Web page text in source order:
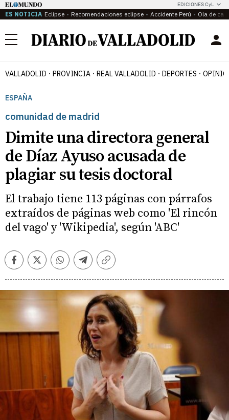
EDICIONES CyL
ES NOTICIA Eclipse Recomendaciones eclipse Accidente Perú Ola de
Menú
VALLADOLID PROVINCIA REAL VALLADOLID DEPORTES
ESPAÑA
comunidad de madrid
Dimite una directora general
de Díaz Ayuso acusada de
plagiar su tesis doctoral
El trabajo tiene 113 páginas con párrafos
extraídos de páginas web como 'El rincón
del vago' y 'Wikipedia', según 'ABC'
FacebookTwitterWhatsappTelegramCopiar